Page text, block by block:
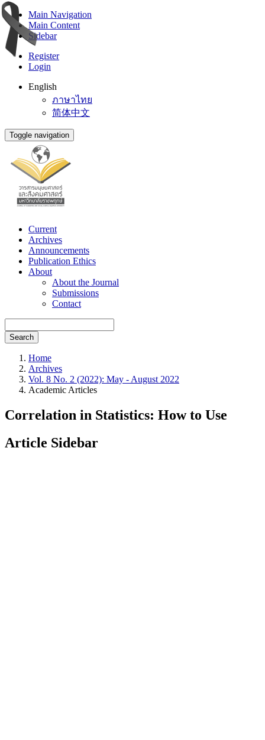
Main Navigation
Main Content
Sidebar
Register
Login
English
ภาษาไทย
简体中文
Toggle navigation
Current
Archives
Announcements
Publication Ethics
About
About the Journal
Submissions
Contact
Search
Home
Archives
Vol. 8 No. 2 (2022): May - August 2022
Academic Articles
Correlation in Statistics: How to Use
Article Sidebar